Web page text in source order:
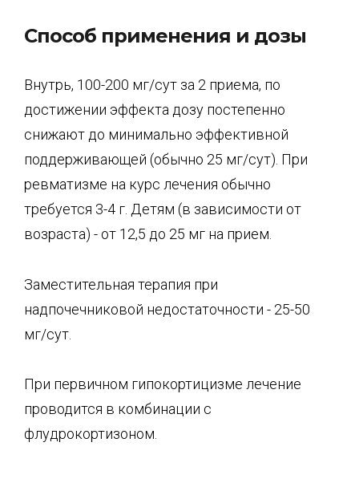
Способ применения и дозы
Внутрь, 100-200 мг/сут за 2 приема, по
достижении эффекта дозу постепенно
снижают до минимально эффективной
поддерживающей (обычно 25 мг/сут). При
ревматизме на курс лечения обычно
требуется 3-4 г. Детям (в зависимости от
возраста) - от 12,5 до 25 мг на прием.
Заместительная терапия при
надпочечниковой недостаточности - 25-50
мг/сут.
При первичном гипокортицизме лечение
проводится в комбинации с
флудрокортизоном.